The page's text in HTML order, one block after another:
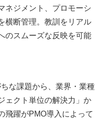
ネジメント、プロモーシ
横断管理。教訓をリアル
のスムーズな反映を可能
な課題から、業界・業種
ェクト単位の解決力」か
飛躍がPMO導入によって